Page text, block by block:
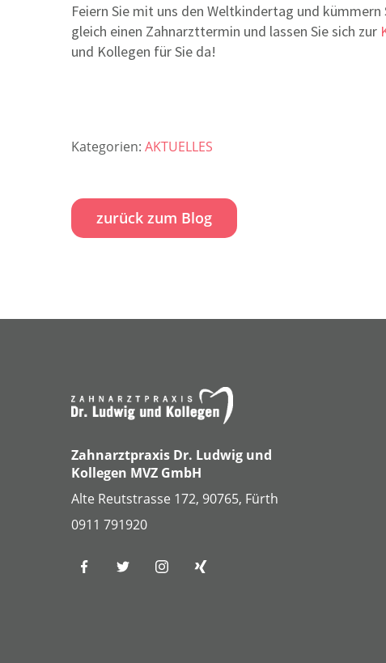
Feiern Sie mit uns den Weltkindertag und
gleich einen Zahnarzttermin und lassen Sie sich zur
und Kollegen für Sie da!
Kategorien: AKTUELLES
zurück zum Blog
Zahnarztpraxis Dr. Ludwig und
Kollegen MVZ GmbH
Alte Reutstrasse 172, 90765, Fürth
0911 791920